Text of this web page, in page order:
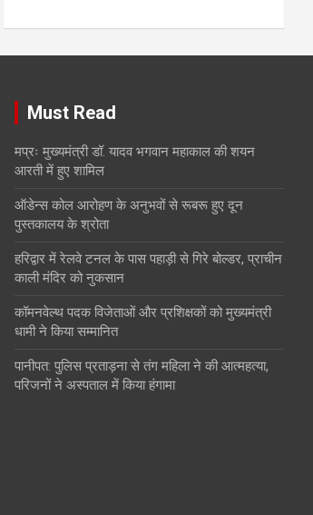
Must Read
मप्रः मुख्यमंत्री डॉ. यादव भगवान महाकाल की शयन
आरती में हुए शामिल
ऑडेन्स कोल आरोहण के अनुभवों से रूबरू हुए दून
पुस्तकालय के श्रोता
हरिद्वार में रेलवे टनल के पास पहाड़ी से गिरे बोल्डर, प्राचीन
काली मंदिर को नुकसान
कॉमनवेल्थ पदक विजेताओं और प्रशिक्षकों को मुख्यमंत्री
धामी ने किया सम्मानित
पानीपत: पुलिस प्रताड़ना से तंग महिला ने की आत्महत्या,
परिजनों ने अस्पताल में किया हंगामा